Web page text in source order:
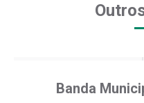
Banda